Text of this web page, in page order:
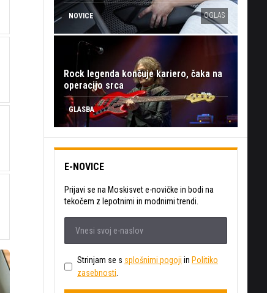
NOVICE OGLAS
Rock legenda končuje kariero, čaka na
operacijo srca
GLASBA
E-NOVICE
Prijavi se na Moskisvet e-novičke in bodi na
tekočem z lepotnimi in modnimi trendi.
Strinjam se s splošnimi pogoji in Politiko
zasebnosti